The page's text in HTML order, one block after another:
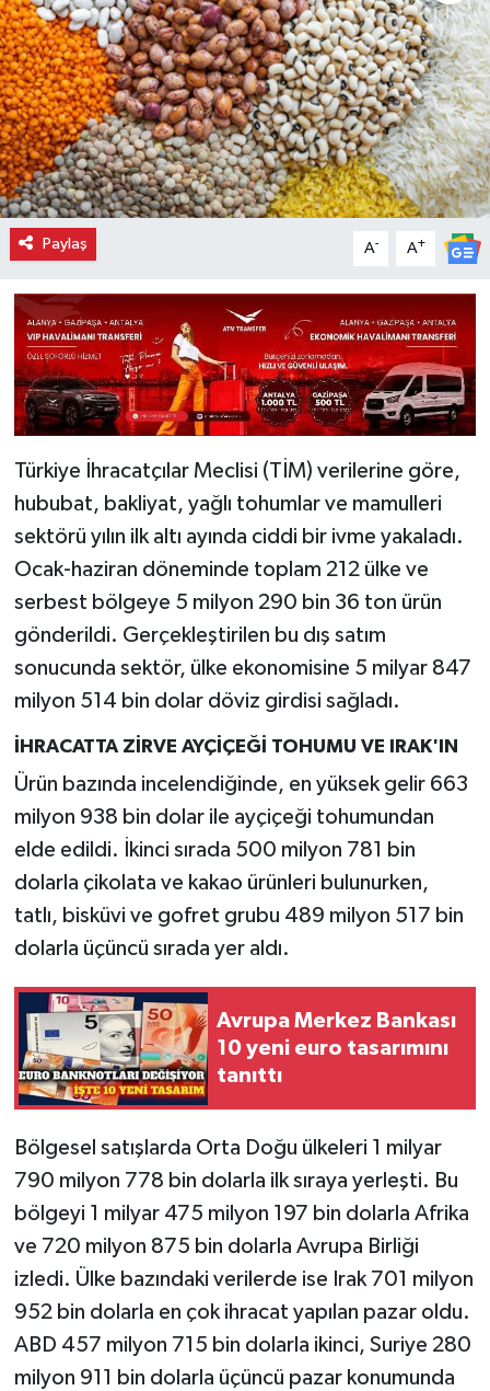
Paylaş A- A+
Türkiye İhracatçılar Meclisi (TİM) verilerine göre,
hububat, bakliyat, yağlı tohumlar ve mamulleri
sektörü yılın ilk altı ayında ciddi bir ivme yakaladı.
Ocak-haziran döneminde toplam 212 ülke ve
serbest bölgeye 5 milyon 290 bin 36 ton ürün
gönderildi. Gerçekleştirilen bu dış satım
sonucunda sektör, ülke ekonomisine 5 milyar 847
milyon 514 bin dolar döviz girdisi sağladı.
İHRACATTA ZİRVE AYÇİÇEĞİ TOHUMU VE IRAK'IN
Ürün bazında incelendiğinde, en yüksek gelir 663
milyon 938 bin dolar ile ayçiçeği tohumundan
elde edildi. İkinci sırada 500 milyon 781 bin
dolarla çikolata ve kakao ürünleri bulunurken,
tatlı, bisküvi ve gofret grubu 489 milyon 517 bin
dolarla üçüncü sırada yer aldı.
Avrupa Merkez Bankası
10 yeni euro tasarımını
tanıttı
Bölgesel satışlarda Orta Doğu ülkeleri 1 milyar
790 milyon 778 bin dolarla ilk sıraya yerleşti. Bu
bölgeyi 1 milyar 475 milyon 197 bin dolarla Afrika
ve 720 milyon 875 bin dolarla Avrupa Birliği
izledi. Ülke bazındaki verilerde ise Irak 701 milyon
952 bin dolarla en çok ihracat yapılan pazar oldu.
ABD 457 milyon 715 bin dolarla ikinci, Suriye 280
milyon 911 bin dolarla üçüncü pazar konumunda